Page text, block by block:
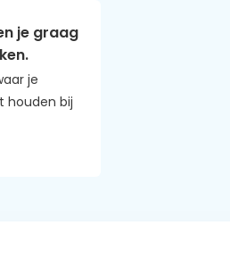
je graag
je
houden bij